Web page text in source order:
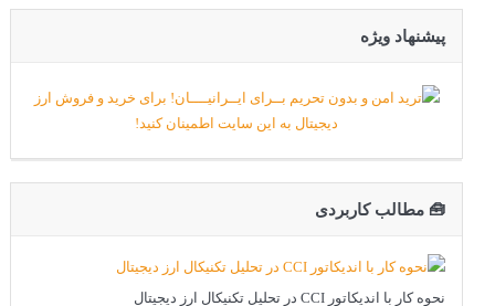
پیشنهاد ویژه
🧰 مطالب کاربردی
نحوه کار با اندیکاتور CCI در تحلیل تکنیکال ارز دیجیتال